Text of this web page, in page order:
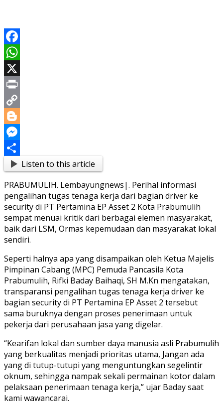
Facebook
WhatsApp
X
Print
Copy
Link
Blogger
Messenger
ShareListen to this article
PRABUMULIH. Lembayungnews|. Perihal informasi
pengalihan tugas tenaga kerja dari bagian driver ke
security di PT Pertamina EP Asset 2 Kota Prabumulih
sempat menuai kritik dari berbagai elemen masyarakat,
baik dari LSM, Ormas kepemudaan dan masyarakat lokal
sendiri.
Seperti halnya apa yang disampaikan oleh Ketua Majelis
Pimpinan Cabang (MPC) Pemuda Pancasila Kota
Prabumulih, Rifki Baday Baihaqi, SH M.Kn mengatakan,
transparansi pengalihan tugas tenaga kerja driver ke
bagian security di PT Pertamina EP Asset 2 tersebut
sama buruknya dengan proses penerimaan untuk
pekerja dari perusahaan jasa yang digelar.
“Kearifan lokal dan sumber daya manusia asli Prabumulih
yang berkualitas menjadi prioritas utama, Jangan ada
yang di tutup-tutupi yang menguntungkan segelintir
oknum, sehingga nampak sekali permainan kotor dalam
pelaksaan penerimaan tenaga kerja,” ujar Baday saat
kami wawancarai.